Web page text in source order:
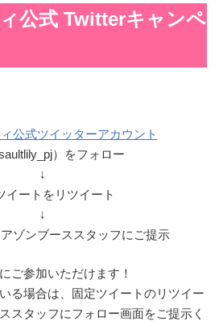
公式 Twitterキャンペ
公式ツイッターアカウント
）をフォロー
↓
イートをリツイート
↓
ゾンブーススタッフにご提示
ご参加いただけます！
る場合は、固定ツイートのリツイー
スタッフにフォロー画面をご提示く